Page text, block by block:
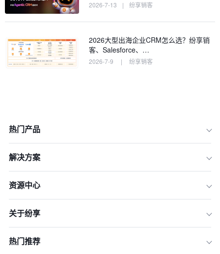
3.智能营销策略制定
2026-7-13 | 纷享销客
2026大型出海企业CRM怎么选？纷享销
客、Salesforce、…
2026-7-9 | 纷享销客
热门产品
解决方案
资源中心
关于纷享
热门推荐